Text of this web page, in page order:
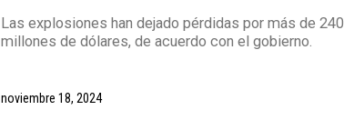
Las explosiones han dejado pérdidas por más de 240
millones de dólares, de acuerdo con el gobierno.
noviembre 18, 2024